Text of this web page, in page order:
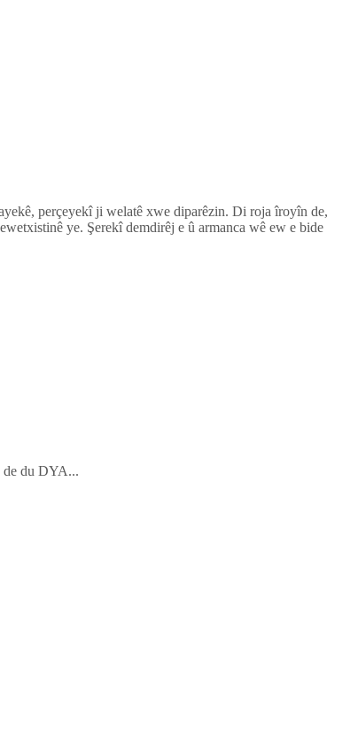
perçeyekî ji welatê xwe diparêzin. Di roja îroyîn de,
ye. Şerekî demdirêj e û armanca wê ew e bide
de du DYA...